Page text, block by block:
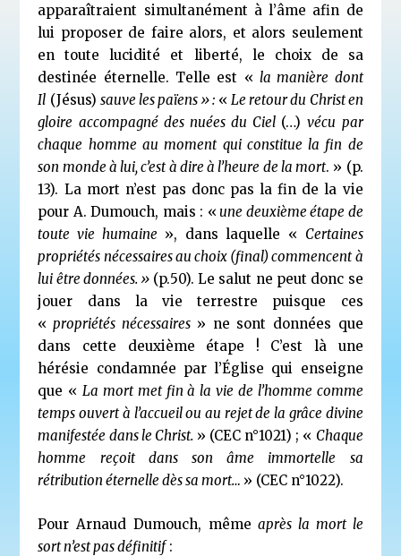
apparaîtraient simultanément à l’âme afin de
lui proposer de faire alors, et alors seulement
en toute lucidité et liberté, le choix de sa
destinée éternelle. Telle est « la manière dont
Il (Jésus) sauve les païens » : « Le retour du Christ en
gloire accompagné des nuées du Ciel (…)vécu par
chaque homme au moment qui constitue la fin de
son monde à lui, c’est à dire à l’heure de la mort. » (p.
13). La mort n’est pas donc pas la fin de la vie
pour A. Dumouch, mais : « une deuxième étape de
toute vie humaine », dans laquelle « Certaines
propriétés nécessaires au choix (final) commencent à
lui être données. » (p.50). Le salut ne peut donc se
jouer dans la vie terrestre puisque ces
« propriétés nécessaires» ne sont données que
dans cette deuxième étape ! C’est là une
hérésie condamnée par l’Église qui enseigne
que « La mort met fin à la vie de l’homme comme
temps ouvert à l’accueil ou au rejet de la grâce divine
manifestée dans le Christ. » (CEC n°1021) ; « Chaque
homme reçoit dans son âme immortelle sa
rétribution éternelle dès sa mort… » (CEC n°1022).
Pour Arnaud Dumouch, mêmeaprès la mort le
sort n’est pas définitif: